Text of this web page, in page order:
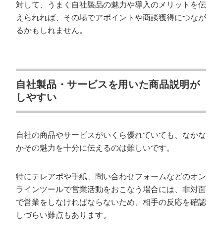
対して、うまく自社製品の魅力や導入のメリットを伝
えられれば、その場でアポイントや商談獲得につなが
るかもしれません。
自社製品・サービスを用いた商品説明が
しやすい
自社の商品やサービスがいくら優れていても、なかな
かその魅力を十分に伝えるのは難しいです。
特にテレアポや手紙、問い合わせフォームなどのオン
ラインツールで営業活動をおこなう場合には、非対面
で営業をしなければならないため、相手の反応を確認
しづらい難点もあります。